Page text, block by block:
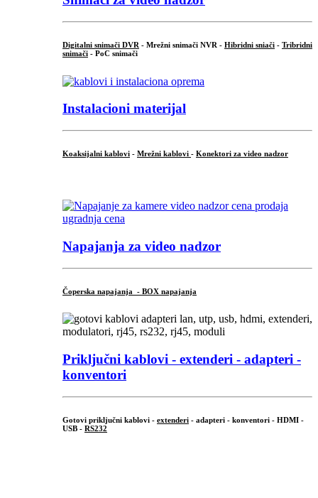
Digitalni snimači DVR - Mrežni snimači NVR - Hibridni sniači - Tribridni
snimači - PoC snimači
Instalacioni materijal
Koaksijalni kablovi - Mrežni kablovi - Konektori za video nadzor
Napajanja za video nadzor
Čoperska napajanja - BOX napajanja
Priključni kablovi - extenderi - adapteri -
konventori
Gotovi priključni kablovi - extenderi - adapteri - konventori - HDMI -
USB - RS232